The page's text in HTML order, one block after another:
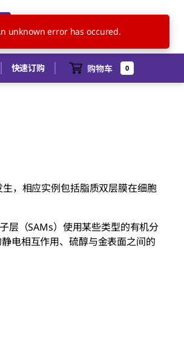
SG ZH
快速订购 购物车 0
，相应实例包括脂质双层膜在细胞
层（SAMs）使用某些类型的有机分
电相互作用、硫醇与金表面之间的
unknown error has occured.